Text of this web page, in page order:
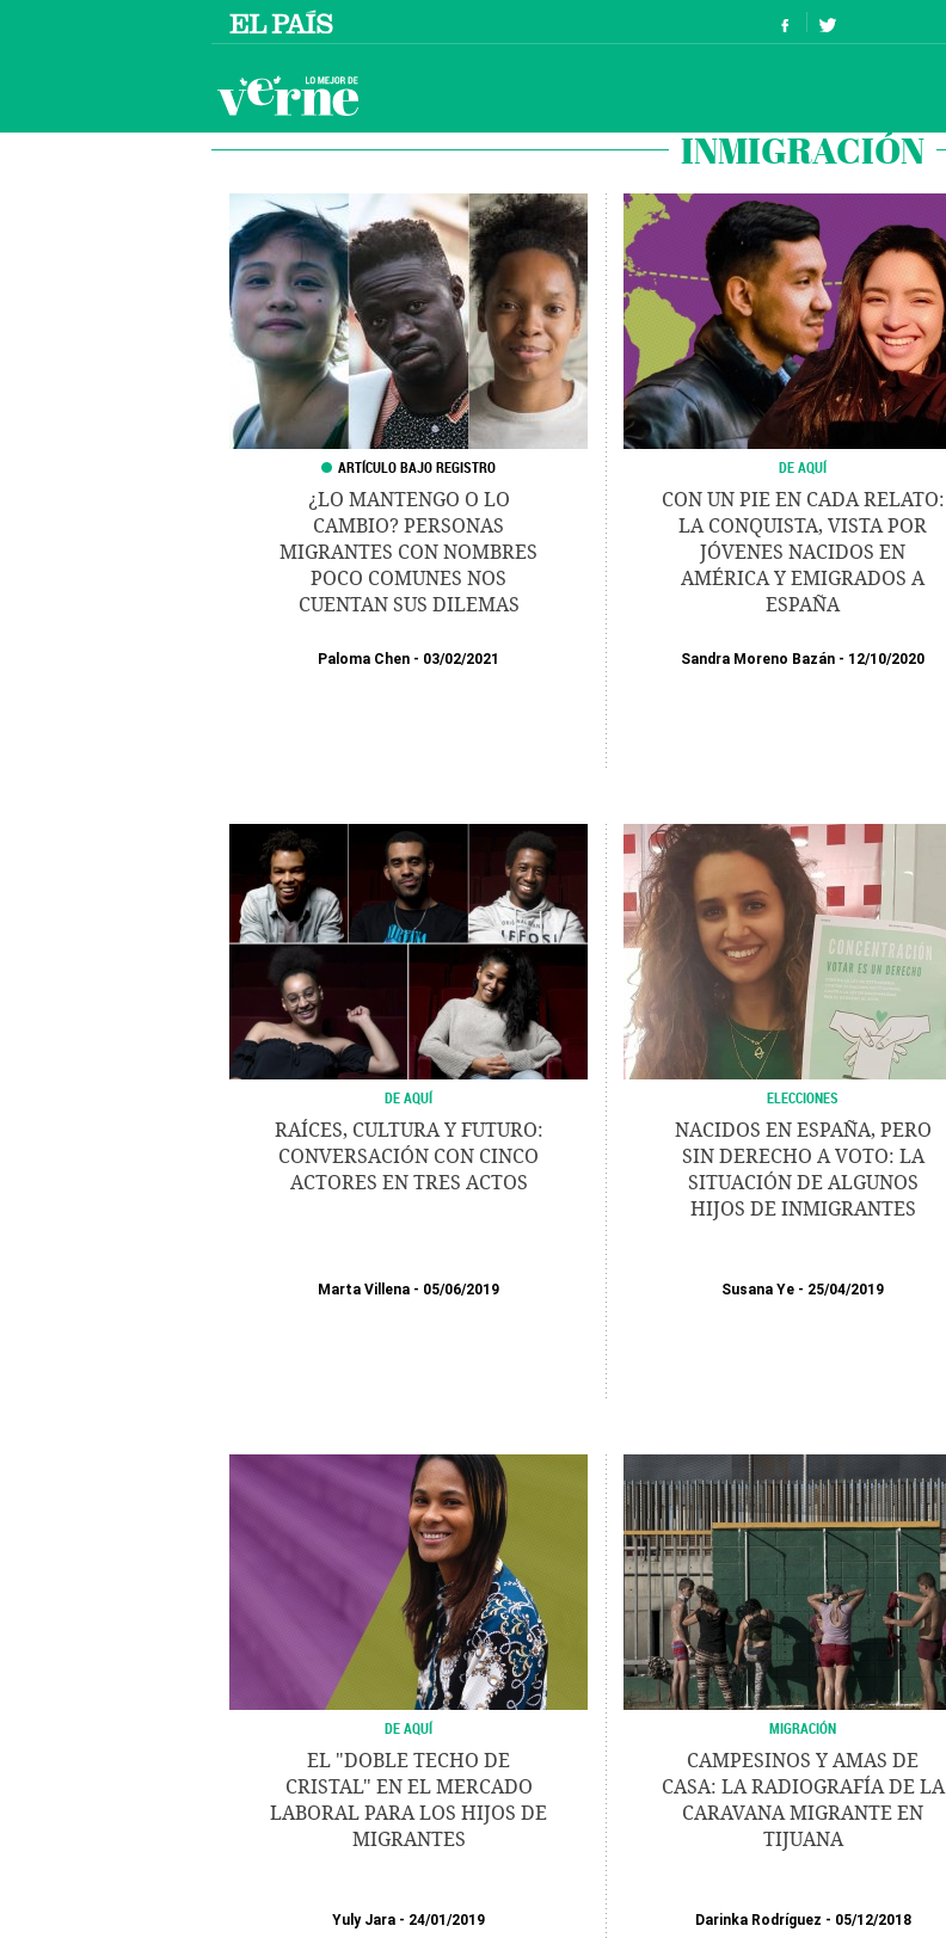
INMIGRACIÓN
¿LO MANTENGO O LO
CAMBIO? PERSONAS
MIGRANTES CON NOMBRES
POCO COMUNES NOS
CUENTAN SUS DILEMAS
Paloma Chen 03/02/2021
DE AQUÍ
CON UN PIE EN CADA RELATO:
LA CONQUISTA, VISTA POR
JÓVENES NACIDOS EN
AMÉRICA Y EMIGRADOS A
ESPAÑA
Sandra Moreno Bazán 12/10/2020
DE AQUÍ
RAÍCES, CULTURA Y FUTURO:
CONVERSACIÓN CON CINCO
ACTORES EN TRES ACTOS
Marta Villena 05/06/2019
ELECCIONES
NACIDOS EN ESPAÑA, PERO
SIN DERECHO A VOTO: LA
SITUACIÓN DE ALGUNOS
HIJOS DE INMIGRANTES
Susana Ye 25/04/2019
DE AQUÍ
EL "DOBLE TECHO DE
CRISTAL" EN EL MERCADO
LABORAL PARA LOS HIJOS DE
MIGRANTES
Yuly Jara 24/01/2019
MIGRACIÓN
CAMPESINOS Y AMAS DE
CASA: LA RADIOGRAFÍA DE LA
CARAVANA MIGRANTE EN
TIJUANA
Darinka Rodríguez 05/12/2018